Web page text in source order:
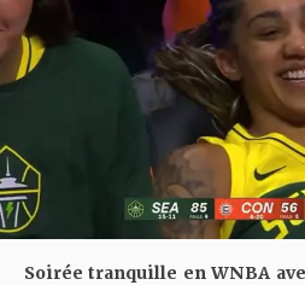
Soirée tranquille en WNBA